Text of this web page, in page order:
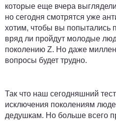
которые еще вчера
но сегодня смотрятся уже
хотим, чтобы вы попытались
вряд ли пройдут молодые
поколению Z. Но даже
вопросы будет трудно.
Так что наш сегодняшний
исключения поколениям
дедушкам. Но больше всего